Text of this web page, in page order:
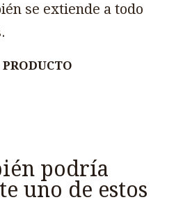
se extiende a todo
podría
uno de estos